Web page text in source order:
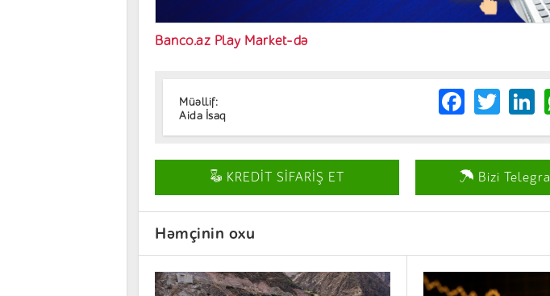
Banco.az Play Market-də
Müəllif:
Aida İsaq
KREDİT SİFARİŞ ET Bizi
Həmçinin oxu